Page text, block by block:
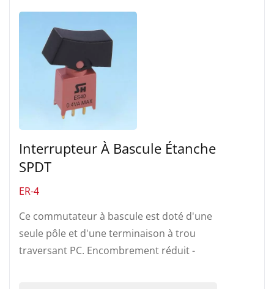
Interrupteur À Bascule Étanche
SPDT
ER-4
Ce commutateur à bascule est doté d'une
seule pôle et d'une terminaison à trou
traversant PC. Encombrement réduit -